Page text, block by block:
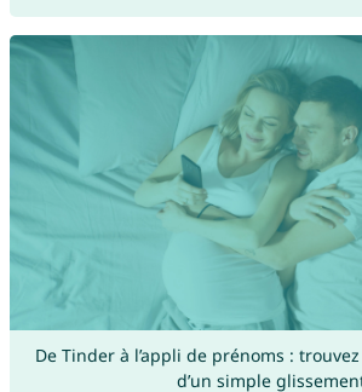
De Tinder à l’appli de prénoms :
d’un simple